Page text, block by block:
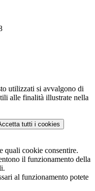
utilizzati si avvalgono di
alle finalità illustrate nella
tutti i cookies
quali cookie consentire.
il funzionamento della
al funzionamento potete